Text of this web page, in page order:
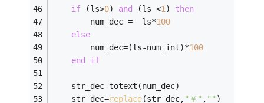
if (ls>0) and (ls <1) then
        num_dec =  ls*
100
else
        num_dec=(ls-num_int)*
100
end
if
    str_dec=totext(num_dec)
    str_dec=
replace(str_dec, "￥" , "" )